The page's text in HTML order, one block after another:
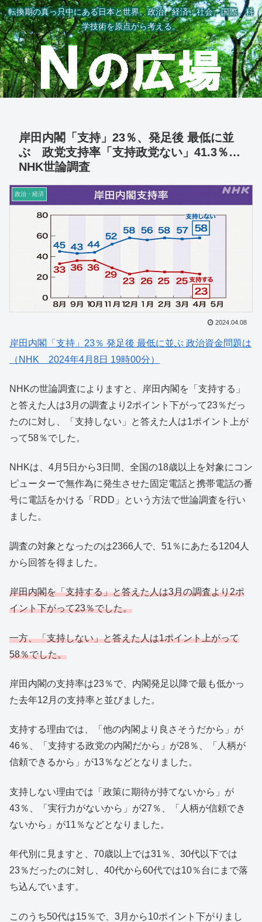
転換期の真っ只中にある日本と世界。政治、経済、社会、国際、科
学技術を原点から考える。
岸田内閣「支持」23％、発足後 最低に並
ぶ 政党支持率「支持政党ない」41.3％…
NHK世論調査
政治・経済
2024.04.08
岸田内閣「支持」23％ 発足後 最低に並ぶ 政治資金問題は
（NHK 2024年4月8日 19時00分）
NHKの世論調査によりますと、岸田内閣を「支持する」
と答えた人は3月の調査より2ポイント下がって23％だっ
たのに対し、「支持しない」と答えた人は1ポイント上が
って58％でした。
NHKは、4月5日から3日間、全国の18歳以上を対象にコン
ピューターで無作為に発生させた固定電話と携帯電話の番
号に電話をかける「RDD」という方法で世論調査を行い
ました。
調査の対象となったのは2366人で、51％にあたる1204人
から回答を得ました。
岸田内閣を「支持する」と答えた人は3月の調査より2ポ
イント下がって23％でした。
一方、「支持しない」と答えた人は1ポイント上がって
58％でした。
岸田内閣の支持率は23％で、内閣発足以降で最も低かっ
た去年12月の支持率と並びました。
支持する理由では、「他の内閣より良さそうだから」が
46％、「支持する政党の内閣だから」が28％、「人柄が
信頼できるから」が13％などとなりました。
支持しない理由では「政策に期待が持てないから」が
43％、「実行力がないから」が27％、「人柄が信頼でき
ないから」が11％などとなりました。
年代別に見ますと、70歳以上では31％、30代以下では
23％だったのに対し、40代から60代では10％台にまで落
ち込んでいます。
このうち50代は15％で、3月から10ポイント下がりまし